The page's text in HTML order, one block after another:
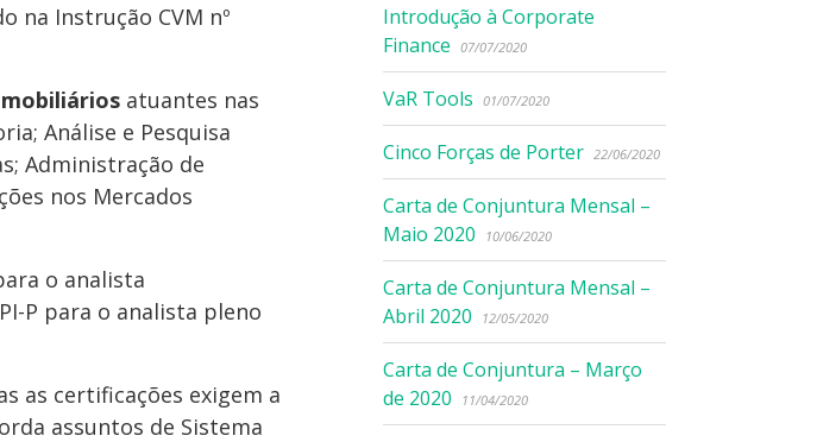
na Instrução CVM nº
atuantes nas
Análise e Pesquisa
Administração de
nos Mercados
o analista
P para o analista pleno
as certificações exigem a
assuntos de Sistema
Introdução à Corporate
Finance
07/07/2020
VaR Tools 01/07/2020
Cinco Forças de Porter 22/06/2020
Carta de Conjuntura Mensal –
Maio 2020
10/06/2020
Carta de Conjuntura Mensal –
Abril 2020
12/05/2020
Carta de Conjuntura – Março
de 2020
11/04/2020